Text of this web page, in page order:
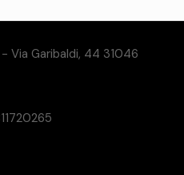
Via Garibaldi, 44 31046